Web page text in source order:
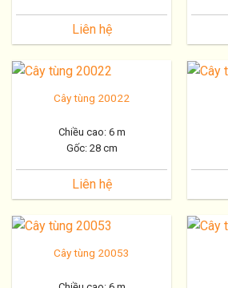
Thẻ sản phẩm
Liên hệ
Cây tùng 20022
Chiều cao: 6 m
Gốc: 28 cm
Liên hệ
Cây tùng 20053